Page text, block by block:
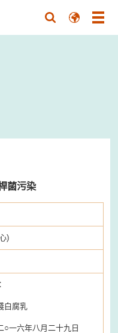
菌污染
)
白腐乳
○一六年八月二十九日